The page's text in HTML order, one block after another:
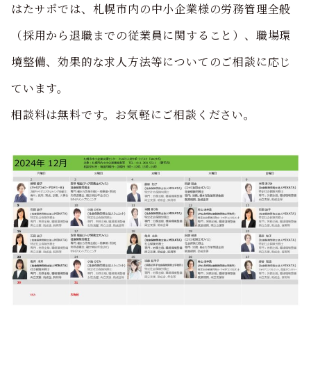
はたサポでは、札幌市内の中小企業様の労務管理全般
（採用から退職までの従業員に関すること）、職場環
境整備、効果的な求人方法等についてのご相談に応じ
ています。
相談料は無料です。お気軽にご相談ください。